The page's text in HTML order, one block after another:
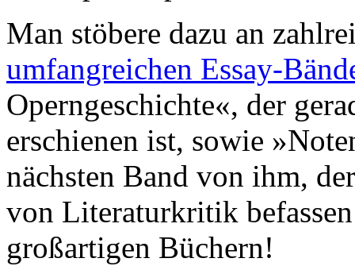
Man stöbere dazu an
umfangreichen Essay-
Operngeschichte«, der
erschienen ist, sowie
nächsten Band von ihm,
von Literaturkritik
großartigen Büchern!